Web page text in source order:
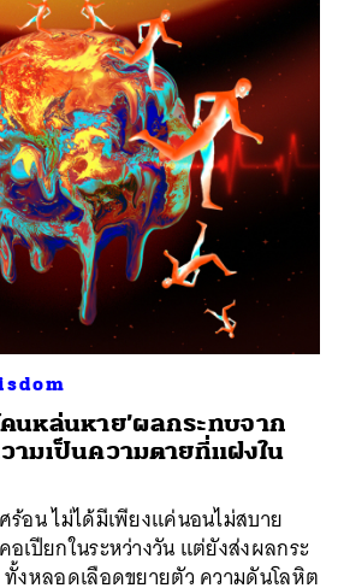
นหล่นหาย’ผลกระทบจาก
ามเป็นความตายที่แฝงใน
ร้อน ไม่ได้มีเพียงแค่นอนไม่สบาย
เปียกในระหว่างวัน แต่ยังส่งผลกระ
งหลอดเลือดขยายตัว ความดันโลหิต
TWEET LINE EMAIL